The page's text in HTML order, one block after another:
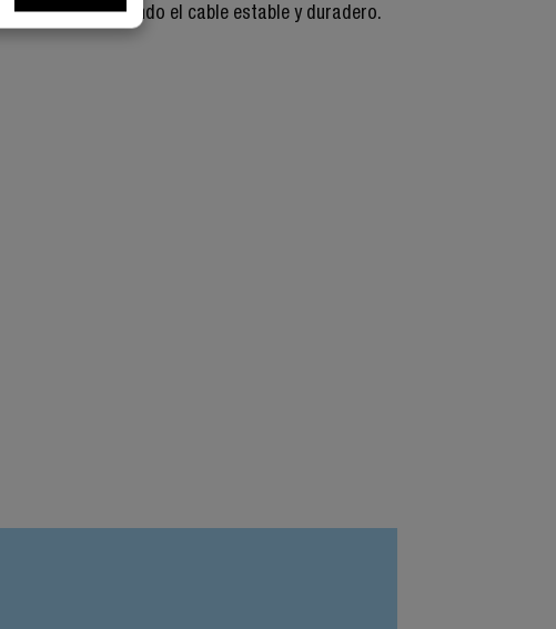
conector, manteniendo el cable estable y duradero.